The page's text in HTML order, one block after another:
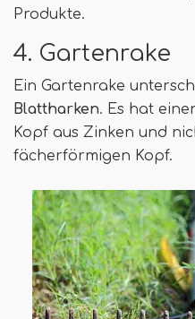
Produkte.
4. Gartenrake
Ein Gartenrake
Blattharken. Es hat
Kopf aus Zinken und
fächerförmigen Kopf.